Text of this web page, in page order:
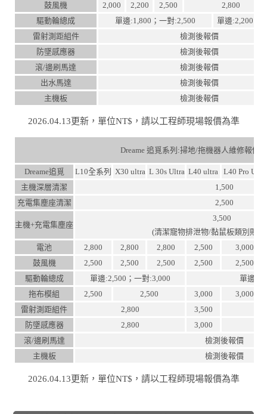
鼓風機
2,000 2,200 2,500
2,800
驅動輪總成
單邊:1,800；一對:2,500
單邊:2,200；
雷射測距組件
檢測後報價
防墜感應器
檢測後報價
滾/邊刷馬達
檢測後報價
出水馬達
檢測後報價
主機板
檢測後報價
2026.04.13更新，單位NT$，請以工程師現場報價為準
Dreame 追覓系列:掃地/拖機器人維修報價
Dreame追覓 L10全系列 X30 ultra L 30s Ultra L40 ultra L40 Pro Ultra
主機深層清潔
1,500
充電集塵座清潔
2,500
主機+充電集塵座
3,500
(清潔寵物排泄物/黏鼠板類別則
電池
2,800 2,800 2,800 2,500
3,000
鼓風機
2,500 2,500 2,500 2,500
2,500
驅動輪總成
單邊:2,500；一對:3,000
單邊
拖布模組
2,500 2,500 3,000
3,000
雷射測距組件
2,800
3,500
防墜感應器
2,800
3,000
滾/邊刷馬達
檢測後報價
主機板
檢測後報價
2026.04.13更新，單位NT$，請以工程師現場報價為準